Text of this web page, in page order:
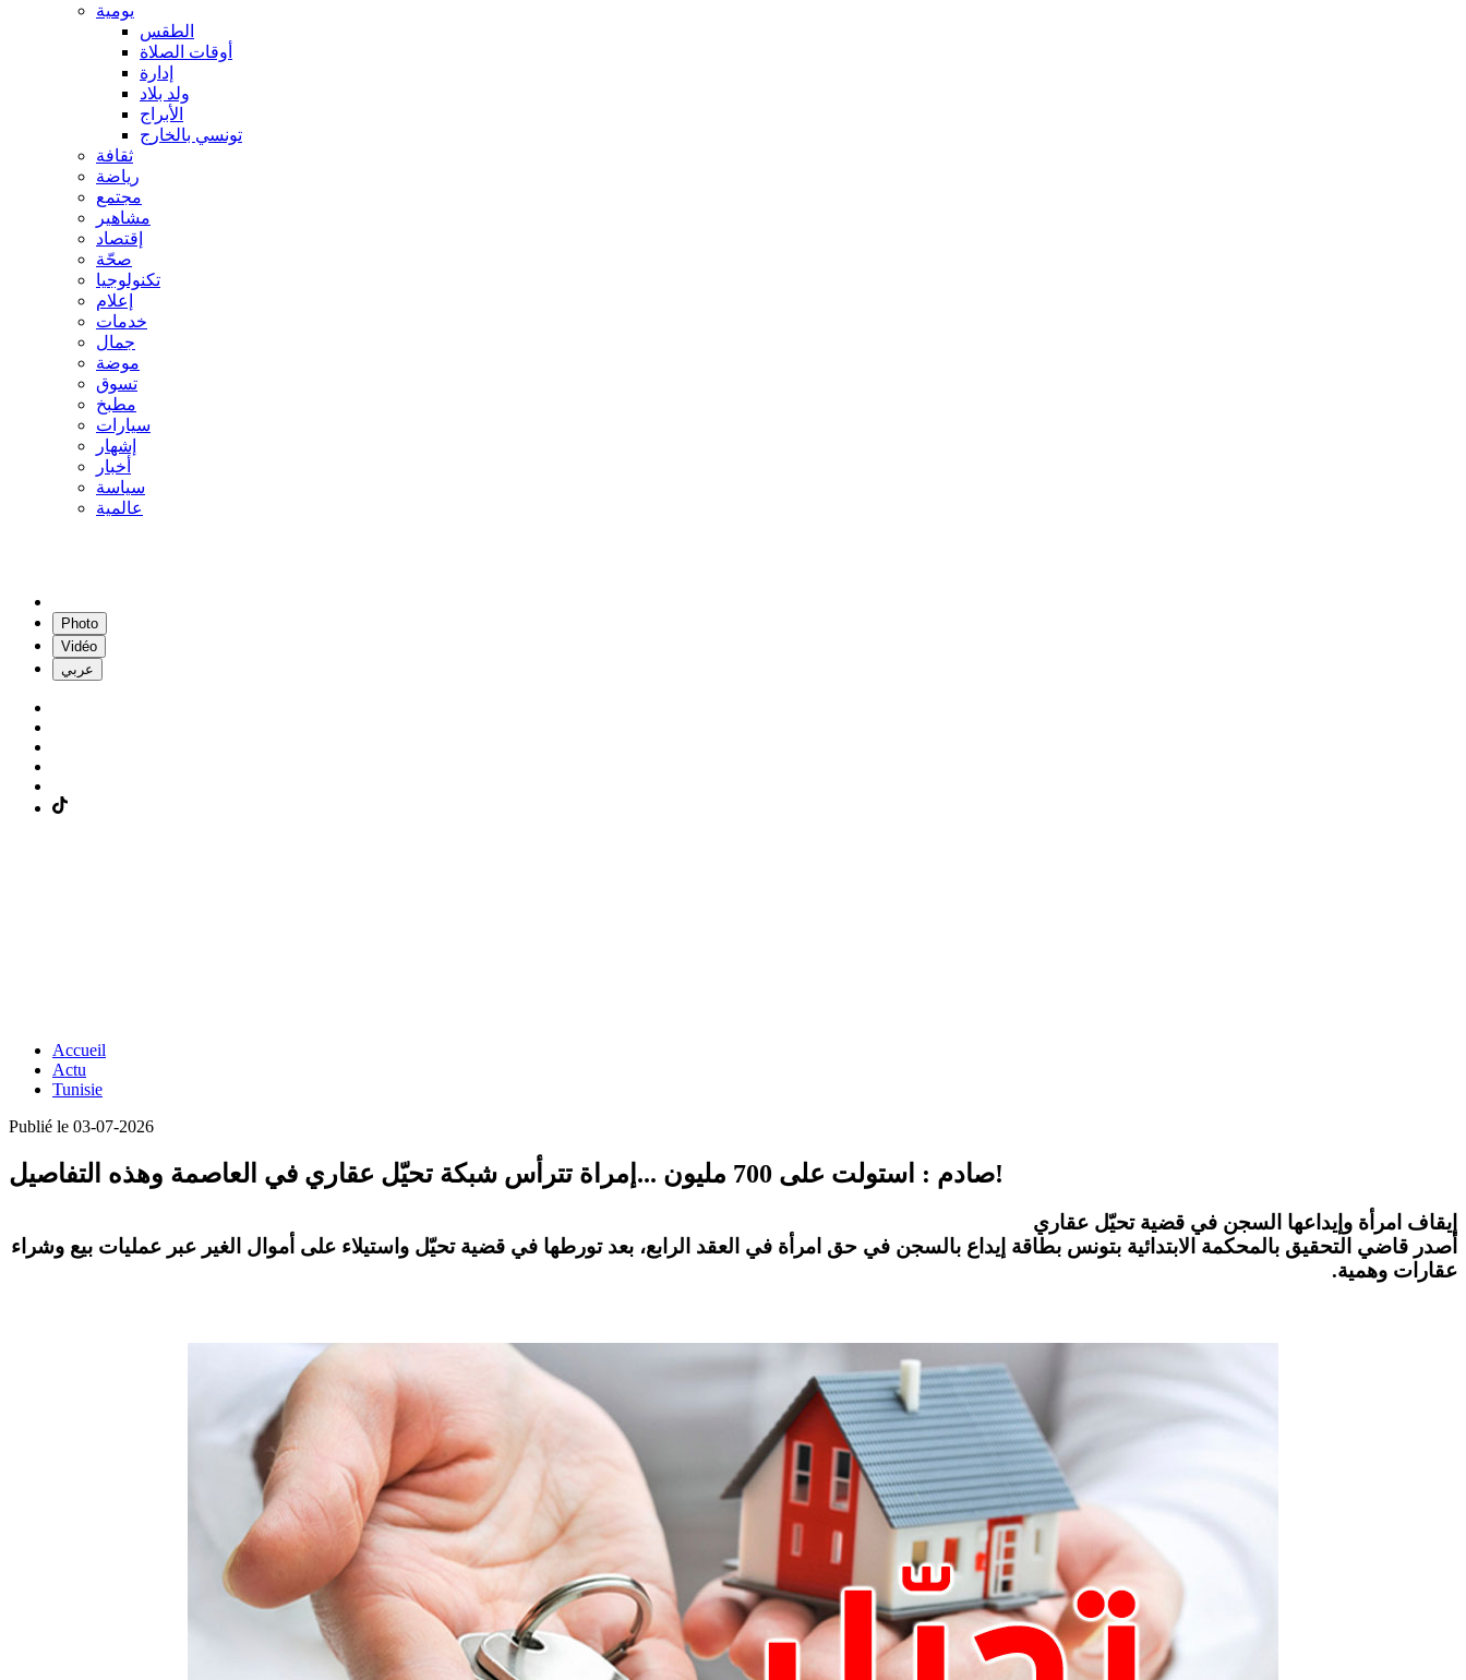
يومية
الطقس
أوقات الصلاة
إدارة
ولد بلاد
الأبراج
تونسي بالخارج
ثقافة
رياضة
مجتمع
مشاهير
إقتصاد
صحّة
تكنولوجيا
إعلام
خدمات
جمال
موضة
تسوق
مطبخ
سيارات
إشهار
أخبار
سياسة
عالمية
Photo
Vidéo
عربي
Accueil
Actu
Tunisie
Publié le 03-07-2026
صادم : استولت على 700 مليون ...إمراة تترأس شبكة تحيّل عقاري في العاصمة وهذه التفاصيل!
إيقاف امرأة وإيداعها السجن في قضية تحيّل عقاري
أصدر قاضي التحقيق بالمحكمة الابتدائية بتونس بطاقة إيداع بالسجن في حق امرأة في العقد الرابع، بعد تورطها في قضيةتحيّل واستيلاء على أموال الغير عبر عمليات بيع وشراء
عقارات وهمية.